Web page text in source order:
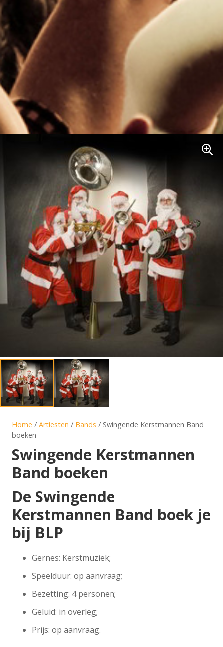
Home / Artiesten / Bands / Swingende Kerstmannen Band
boeken
Swingende Kerstmannen
Band boeken
De Swingende
Kerstmannen Band boek je
bij BLP
Gernes: Kerstmuziek;
Speelduur: op aanvraag;
Bezetting: 4 personen;
Geluid: in overleg;
Prijs: op aanvraag.